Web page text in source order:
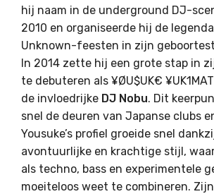
hij naam in de underground DJ-
2010 en organiseerde hij de
Unknown-feesten in zijn
In 2014 zette hij een grote stap in
te debuteren als ¥ØU$UK€
de invloedrijke DJ Nobu. Dit
snel de deuren van Japanse clubs
Yousuke’s profiel groeide snel
avontuurlijke en krachtige stijl,
als techno, bass en experimentele
moeiteloos weet te combineren.